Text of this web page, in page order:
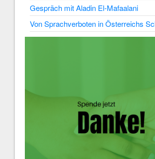
Gespräch mit Aladin El-Mafaalani
Von Sprachverboten in Österreichs